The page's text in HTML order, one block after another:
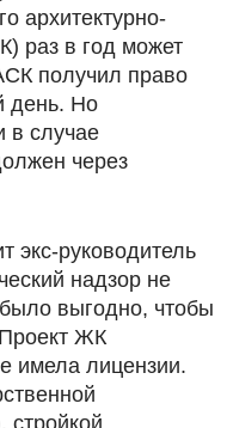
архитектурно-
раз в год может
получил право
день. Но
в случае
через
экс-руководитель
надзор не
выгодно, чтобы
ЖК
имела лицензии.
стройкой